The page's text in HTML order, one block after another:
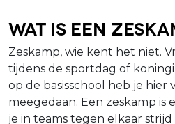
Wat is een
Zeskamp, wie kent het niet.
tijdens de sportdag of
op de basisschool heb je hier
meegedaan. Een zeskamp is
je in teams tegen elkaar